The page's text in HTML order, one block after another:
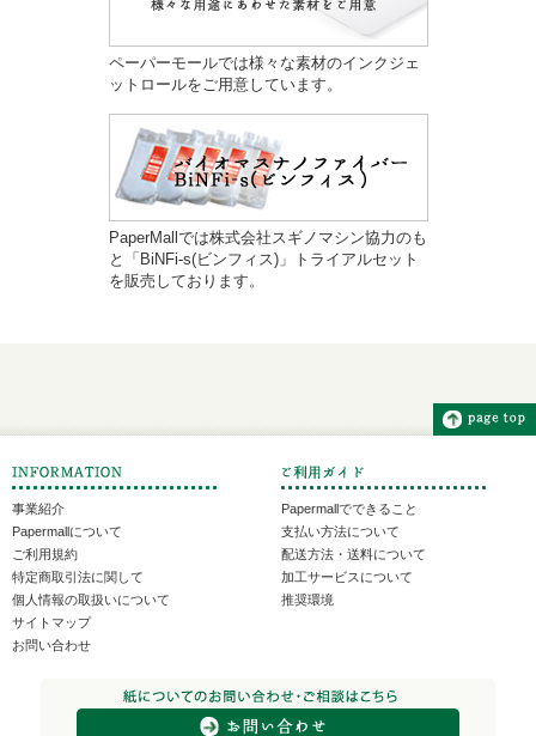
ペーパーモールでは様々な素材のインクジェ
ットロールをご用意しています。
PaperMallでは株式会社スギノマシン協力のも
と「BiNFi-s(ビンフィス)」トライアルセット
を販売しております。
事業紹介
Papermallについて
ご利用規約
特定商取引法に関して
個人情報の取扱いについて
サイトマップ
お問い合わせ
Papermallでできること
支払い方法について
配送方法・送料について
加工サービスについて
推奨環境